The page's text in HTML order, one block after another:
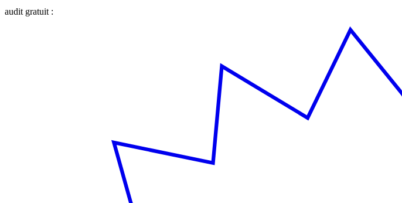
audit gratuit :